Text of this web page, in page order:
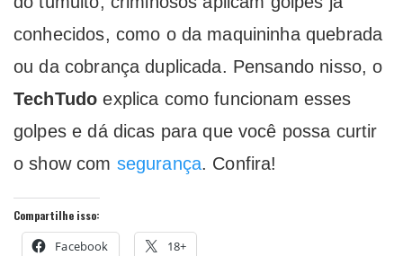
conhecidos, como o da maquininha quebrada
ou da cobrança duplicada. Pensando nisso, o
TechTudoexplica como funcionam esses
golpes e dá dicas para que você possa curtir
o show com segurança. Confira!
Compartilhe isso:
Facebook 18+